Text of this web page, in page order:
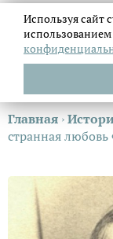
Главная ›
странная любовь
Используя сайт